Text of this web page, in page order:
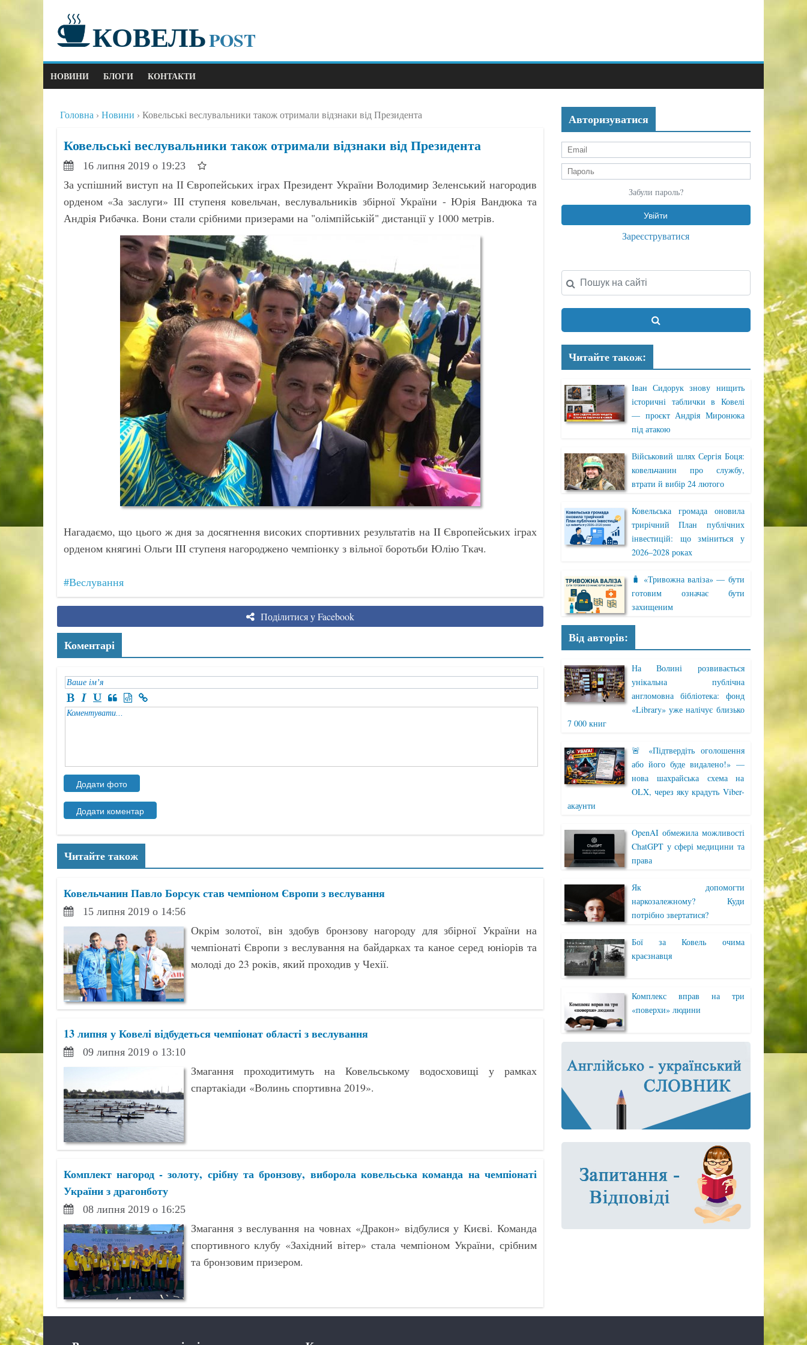
КОВЕЛЬPOST
НОВИНИ БЛОГИ КОНТАКТИ
Головна Новини Ковельські веслувальники також отримали відзнаки від Президента
Ковельські веслувальники також отримали відзнаки від Президента
16 липня 2019 о 19:23
За успішний виступ на ІІ Європейських іграх Президент України Володимир Зеленський нагородив
орденом «За заслуги» ІІІ ступеня ковельчан, веслувальників збірної України - Юрія Вандюка та
Андрія Рибачка. Вони стали срібними призерами на "олімпійській" дистанції у 1000 метрів.
Нагадаємо, що цього ж дня за досягнення високих спортивних результатів на II Європейських іграх
орденом княгині Ольги III ступеня нагороджено чемпіонку з вільної боротьби Юлію Ткач.
#Веслування
Поділитися у Facebook
Коментарі
Читайте також
Ковельчанин Павло Борсук став чемпіоном Європи з веслування
15 липня 2019 о 14:56
Окрім золотої, він здобув бронзову нагороду для збірної України на
чемпіонаті Європи з веслування на байдарках та каное серед юніорів та
молоді до 23 років, який проходив у Чехії.
13 липня у Ковелі відбудеться чемпіонат області з веслування
09 липня 2019 о 13:10
Змагання проходитимуть на Ковельському водосховищі у рамках
спартакіади «Волинь спортивна 2019».
Комплект нагород - золоту, срібну та бронзову, виборола ковельська команда на чемпіонаті
України з драгонботу
08 липня 2019 о 16:25
Змагання з веслування на човнах «Дракон» відбулися у Києві. Команда
спортивного клубу «Західний вітер» стала чемпіоном України, срібним
та бронзовим призером.
Авторизуватися
Забули пароль?
Зареєструватися
Читайте також:
Іван Сидорук знову нищить
історичні таблички в Ковелі
— проєкт Андрія Миронюка
під атакою
Військовий шлях Сергія Боця:
ковельчанин про службу,
втрати й вибір 24 лютого
Ковельська громада оновила
трирічний План публічних
інвестицій: що зміниться у
2026–2028 роках
🧳 «Тривожна валіза» — бути
готовим означає бути
захищеним
Від авторів:
На Волині розвивається
унікальна публічна
англомовна бібліотека: фонд
«Library» уже налічує близько
7 000 книг
🚨 «Підтвердіть оголошення
або його буде видалено!» —
нова шахрайська схема на
OLX, через яку крадуть Viber-
акаунти
OpenAI обмежила можливості
ChatGPT у сфері медицини та
права
Як допомогти
наркозалежному? Куди
потрібно звертатися?
Бої за Ковель очима
краєзнавця
Комплекс вправ на три
«поверхи» людини